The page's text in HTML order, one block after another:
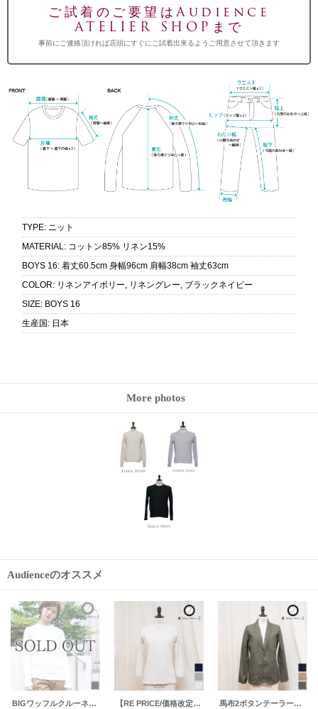
ご試着のご要望はAudience
ATELIER SHOPまで
事前にご連絡頂ければ店頭にすぐにご試着出来るようご用意させて頂きます
TYPE: ニット
MATERIAL: コットン85% リネン15%
BOYS 16: 着丈60.5cm 身幅96cm 肩幅38cm 袖丈63cm
COLOR: リネンアイボリー, リネングレー, ブラックネイビー
SIZE: BOYS 16
生産国 : 日本
More photos
Audienceのオススメ
ミラノリブ2ボタンテーラードジャケット [Lady's] 【送料無料】 / Upscape Audience ヘビーオックスミリタリートレンチコート[Lady's] 【MADE IN JAPAN】『日本製』【送料無料】/ Upscape Audience ペインターバックルブレスレット / Pieroglyph